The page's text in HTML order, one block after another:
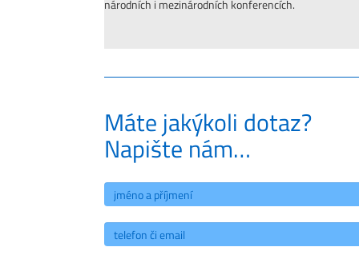
národních i mezinárodních konferencích.
Máte jakýkoli dotaz?
Napište nám…